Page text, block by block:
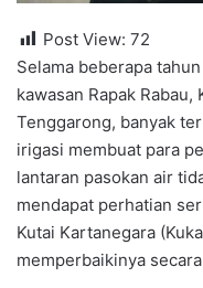
Post View: 72
Selama beberapa
kawasan Rapak Rabau,
Tenggarong, banyak
irigasi membuat para
lantaran pasokan air
mendapat perhatian
Kutai Kartanegara
memperbaikinya